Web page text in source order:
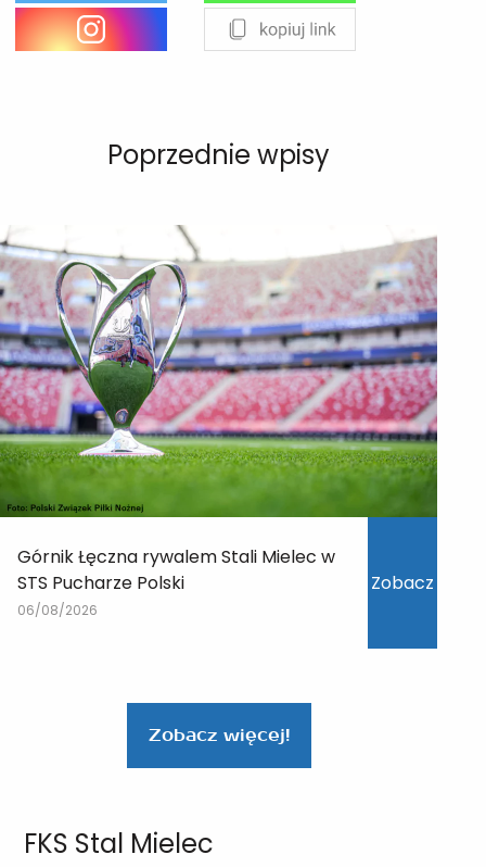
Poprzednie wpisy
Górnik Łęczna rywalem Stali Mielec w
STS Pucharze Polski
06/08/2026
Zobacz
Zobacz więcej!
FKS Stal Mielec